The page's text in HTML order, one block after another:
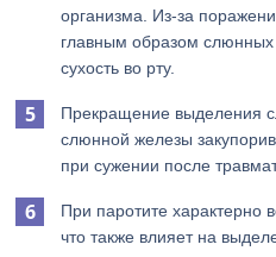
организма. Из-за
главным образом слюнных
сухость во рту.
Прекращение выделения
слюнной железы
при сужении после
При паротите характерно
что также влияет на